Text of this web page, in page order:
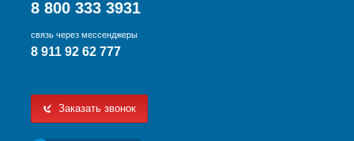
8 800 333 3931
связь через мессенджеры
8 911 92 62 777
Заказать звонок